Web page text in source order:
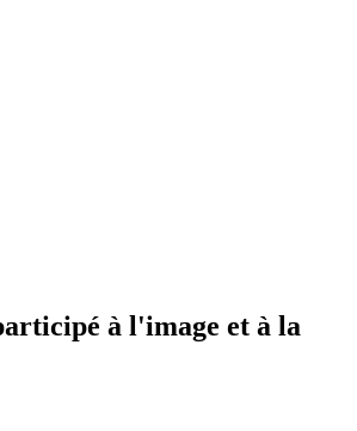
à l'image et à la